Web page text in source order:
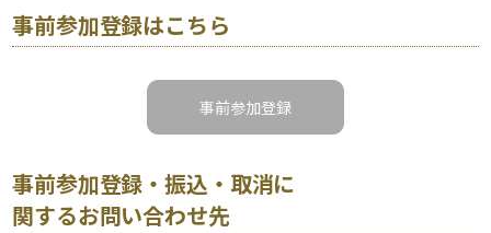
事前参加登録はこちら
事前参加登録
事前参加登録・振込・取消に
関するお問い合わせ先